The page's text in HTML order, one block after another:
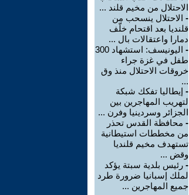
الاحتلال من مخيم قلند ...
- الاحتلال ينسحب من
قلنديا بعد اقتحام خلّف
دمارا واعتقالات بال ...
-
اليونيسف: استشهاد 300
طفل في غزة جراء
خروقات الاحتلال منذ وق
...
- إيطاليا تفكك شبكة
لتهريب المهاجرين بين
الجزائر وسردينيا وفرن ...
- محافظة القدس تحذر
من مخططات استيطانية
تستهدف مخيم قلنديا
وقض ...
- رئيس بلدية سبتة يؤكد
لملك إسبانيا ضرورة طرد
جميع المهاجرين ...